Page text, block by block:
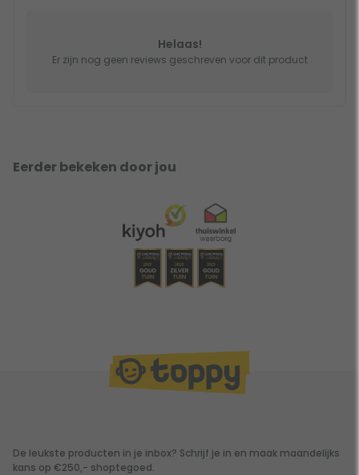
Helaas!
Er zijn nog geen reviews geschreven voor dit product
Eerder bekeken door jou
De leukste producten in je inbox? Schrijf je in en maak maandelijks
kans op €250,- shoptegoed.